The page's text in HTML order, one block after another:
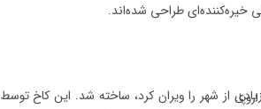
خیره‌کننده‌ای طراحی شده‌اند.
که بخش‌های زیادی از شهر را ویران کرد، ساخته شد. این کاخ